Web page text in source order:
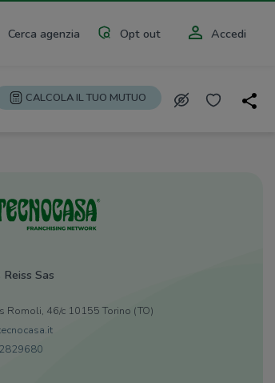
Cerca agenzia Opt out Accedi
CALCOLA IL TUO MUTUO
Sas
Romoli, 46/c 10155 Torino (TO)